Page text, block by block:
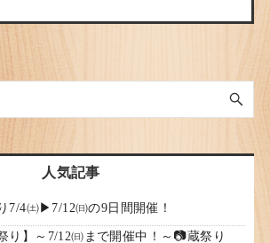
人気記事
7/4㈯▶7/12㈰の9日間開催！
り】～7/12㈰まで開催中！～📷蔵祭り